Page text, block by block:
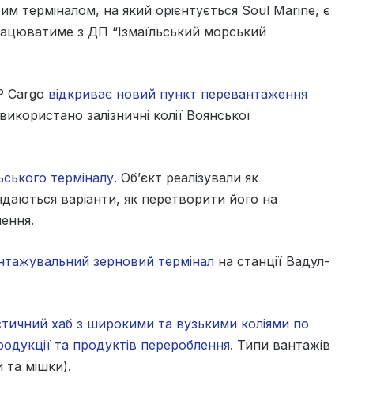
терміналом, на який орієнтується Soul Marine, є
з ДП “Ізмаїльський морський
Cargo відкриває новий пункт перевантаження
залізничні колії Воянської
терміналу. Об’єкт реалізували як
варіанти, як перетворити його на
зерновий термінал на станції Вадул-
хаб з широкими та вузькими коліями по
та продуктів перероблення. Типи вантажів
та мішки).